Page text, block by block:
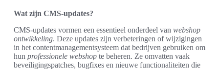
Wat zijn CMS-updates?
CMS-updates vormen een essentieel onderdeel van webshop
ontwikkeling. Deze updates zijn verbeteringen of wijzigingen
in het contentmanagementsysteem dat bedrijven gebruiken om
hun professionele webshop te beheren. Ze omvatten vaak
beveiligingspatches, bugfixes en nieuwe functionaliteiten die